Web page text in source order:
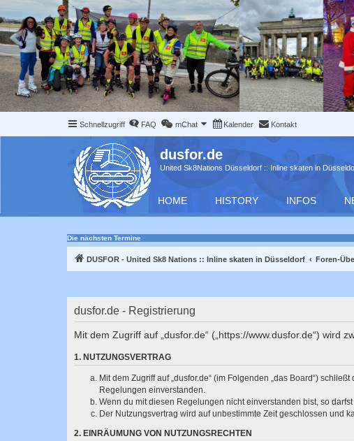
Schnellzugriff FAQ mChat Kalender Kontakt
dusfor.de
United Sk8Nations Düsseldorf :: Inline skaten in
HOME HISTORY INFOS
Die nächsten Termine
DUSFOR - United Sk8 Nations :: Inline skaten in Düsseldorf Foren-
dusfor.de - Registrierung
Mit dem Zugriff auf „dusfor.de“ („https://www.dusfor.de“)
1. NUTZUNGSVERTRAG
Mit dem Zugriff auf „dusfor.de“ (im Folgenden „das Board“)
Regelungen einverstanden.
Wenn du mit diesen Regelungen nicht einverstanden bist, so
Der Nutzungsvertrag wird auf unbestimmte Zeit geschlossen und
2. EINRÄUMUNG VON NUTZUNGSRECHTEN